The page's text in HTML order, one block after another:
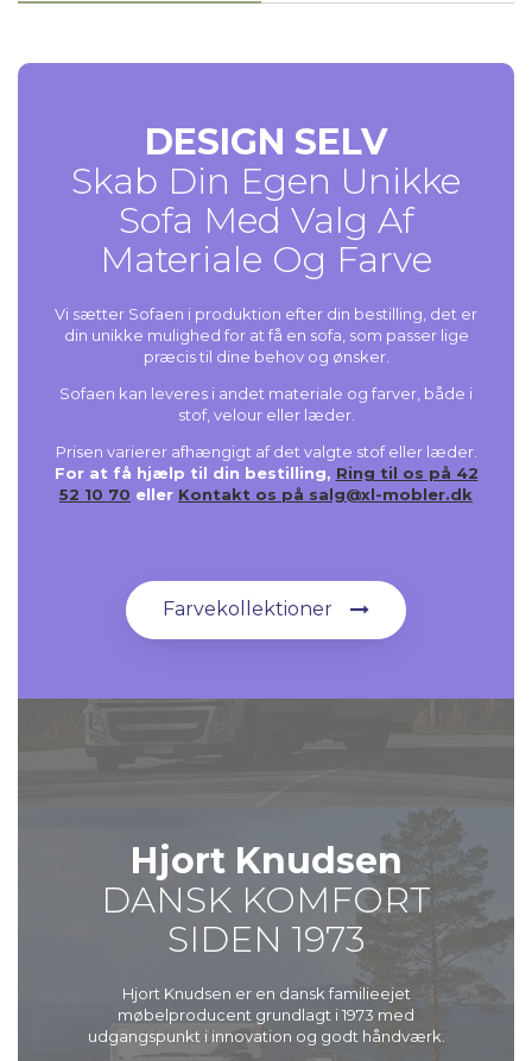
DESIGN SELV
Skab Din Egen Unikke
Sofa Med Valg Af
Materiale Og Farve
Vi sætter Sofaen i produktion efter din bestilling, det er
din unikke mulighed for at få en sofa, som passer lige
præcis til dine behov og ønsker.
Sofaen kan leveres i andet materiale og farver, både i
stof, velour eller læder.
Prisen varierer afhængigt af det valgte stof eller læder.
For at få hjælp til din bestilling, Ring til os på 42
52 10 70 eller Kontakt os på salg@xl-mobler.dk
Farvekollektioner
Hjort Knudsen
DANSK KOMFORT
SIDEN 1973
Hjort Knudsen er en dansk familieejet
møbelproducent grundlagt i 1973 med
udgangspunkt i innovation og godt håndværk.